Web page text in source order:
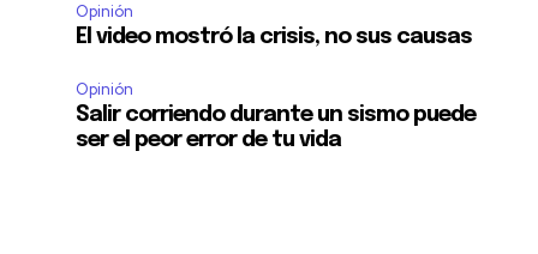
Opinión
El video mostró la crisis, no sus causas
Opinión
Salir corriendo durante un sismo puede
ser el peor error de tu vida